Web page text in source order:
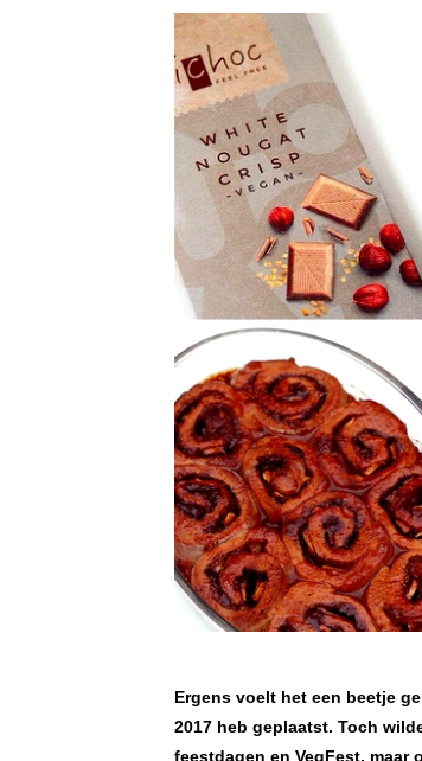
Ergens voelt het een beetje
2017 heb geplaatst. Toch
feestdagen en VegFest,